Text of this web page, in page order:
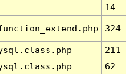
14
324
211
62